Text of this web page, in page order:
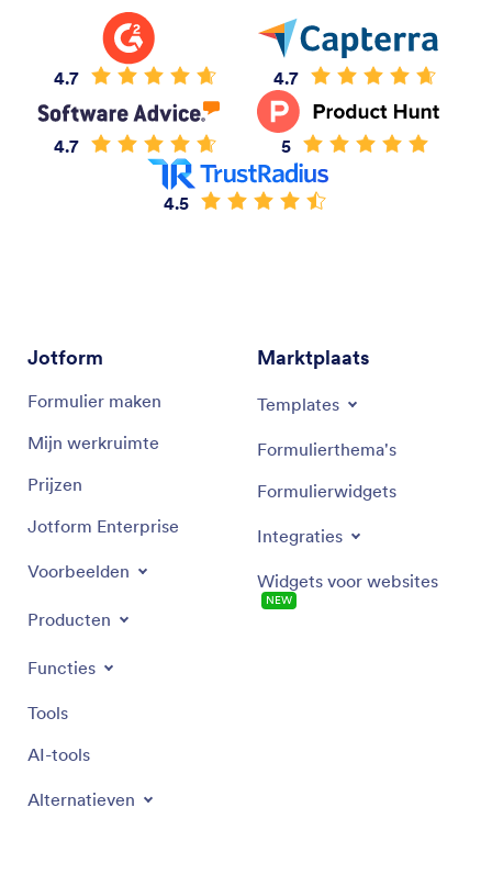
4.7 4.7
4.7 5
4.5
Jotform
Formulier maken
Mijn werkruimte
Prijzen
Jotform Enterprise
Voorbeelden
Producten
Functies
Tools
AI-tools
Alternatieven
Marktplaats
Templates
Formulierthema's
Formulierwidgets
Integraties
Widgets voor websites
NEW